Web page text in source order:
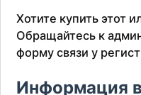
Хотите купить этот
Обращайтесь к
форму связи у
Информация